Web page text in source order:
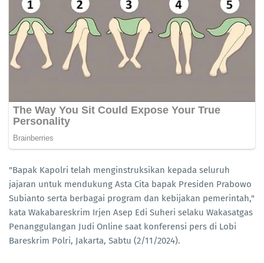
"Bapak Kapolri telah menginstruksikan kepada seluruh
jajaran untuk mendukung Asta Cita bapak Presiden Prabowo
Subianto serta berbagai program dan kebijakan pemerintah,"
kata Wakabareskrim Irjen Asep Edi Suheri selaku Wakasatgas
Penanggulangan Judi Online saat konferensi pers di Lobi
Bareskrim Polri, Jakarta, Sabtu (2/11/2024).